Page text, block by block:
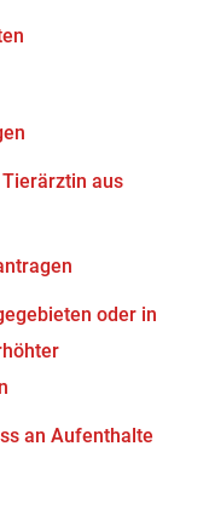
aus
oder in
an Aufenthalte